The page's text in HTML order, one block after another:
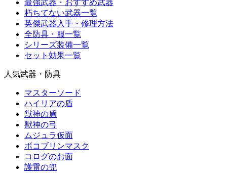
最強武器・おすすめ武器
朽ちてない武器一覧
英傑武器入手・修理方法
全防具・服一覧
シリーズ装備一覧
セット効果一覧
人気武器・防具
マスターソード
ハイリアの盾
獣神の盾
獣神の弓
ムジュラ仮面
ボコブリンマスク
コログのお面
護雷の兜